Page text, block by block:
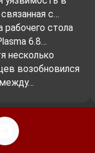
связанная с…
рабочего стола
6.8…
несколько
возобновился